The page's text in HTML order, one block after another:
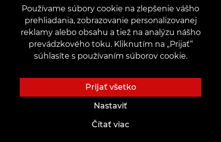
Partnerstvo
FAQ
Starostlivosť
Budúcim majstrom
Prenájom pracoviska
Nápady na tetovanie
Náčrty AI
Používame súbory cookie na zlepšenie vášho
prehliadania, zobrazovanie personalizovanej
reklamy alebo obsahu a tiež na analýzu nášho
prevádzkového toku. Kliknutím na „Prijať“
súhlasíte s používaním súborov cookie.
Prijať všetko
Nastaviť
Čítať viac